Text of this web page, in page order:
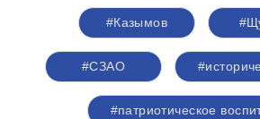
#Казымов
#СЗАО
#патриотическое